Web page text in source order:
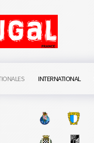
INTERNATIONAL